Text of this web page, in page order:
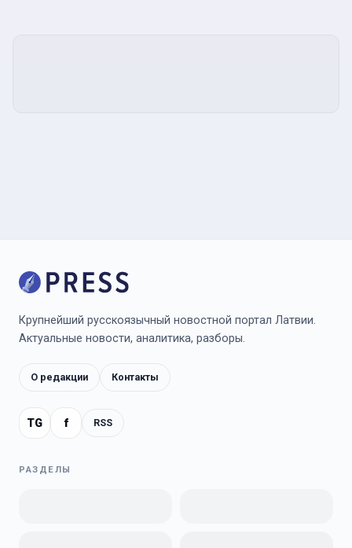
Крупнейший русскоязычный новостной портал Латвии.
Актуальные новости, аналитика, разборы.
О редакции Контакты
TG f RSS
РАЗДЕЛЫ